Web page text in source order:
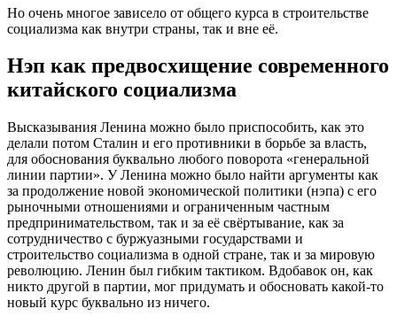
Но очень многое зависело от общего курса в строительстве
социализма как внутри страны, так и вне её.
Нэп как предвосхищение современного
китайского социализма
Высказывания Ленина можно было приспособить, как это
делали потом Сталин и его противники в борьбе за власть,
для обоснования буквально любого поворота «генеральной
линии партии». У Ленина можно было найти аргументы как
за продолжение новой экономической политики (нэпа) с его
рыночными отношениями и ограниченным частным
предпринимательством, так и за её свёртывание, как за
сотрудничество с буржуазными государствами и
строительство социализма в одной стране, так и за мировую
революцию. Ленин был гибким тактиком. Вдобавок он, как
никто другой в партии, мог придумать и обосновать какой-то
новый курс буквально из ничего.